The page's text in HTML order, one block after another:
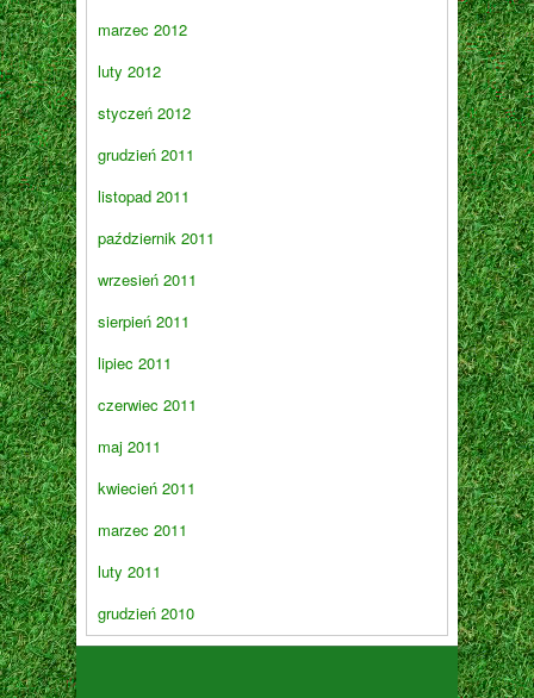
marzec 2012
luty 2012
styczeń 2012
grudzień 2011
listopad 2011
październik 2011
wrzesień 2011
sierpień 2011
lipiec 2011
czerwiec 2011
maj 2011
kwiecień 2011
marzec 2011
luty 2011
grudzień 2010